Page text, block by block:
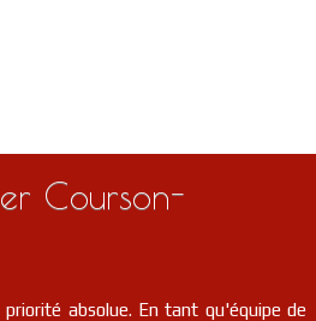
Courson-
absolue. En tant qu'équipe de